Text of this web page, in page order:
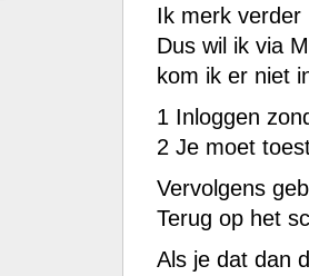
Ik merk verder
Dus wil ik via
kom ik er niet
1 Inloggen
2 Je moet
Vervolgens
Terug op het
Als je dat dan